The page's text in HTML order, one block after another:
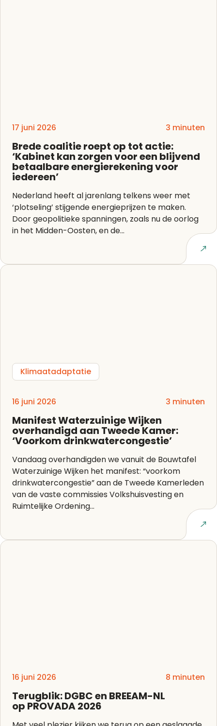
17 juni 2026 3 minuten
Brede coalitie roept op tot actie:
‘Kabinet kan zorgen voor een blijvend
betaalbare energierekening voor
iedereen’
Nederland heeft al jarenlang telkens weer met
‘plotseling’ stijgende energieprijzen te maken.
Door geopolitieke spanningen, zoals nu de oorlog
in het Midden-Oosten, en de...
Lees artikel
Klimaatadaptatie
16 juni 2026 3 minuten
Manifest Waterzuinige Wijken
overhandigd aan Tweede Kamer:
‘Voorkom drinkwatercongestie’
Vandaag overhandigden we vanuit de Bouwtafel
Waterzuinige Wijken het manifest: “voorkom
drinkwatercongestie” aan de Tweede Kamerleden
van de vaste commissies Volkshuisvesting en
Ruimtelijke Ordening...
Lees artikel
16 juni 2026 8 minuten
Terugblik: DGBC en BREEAM-NL
op PROVADA 2026